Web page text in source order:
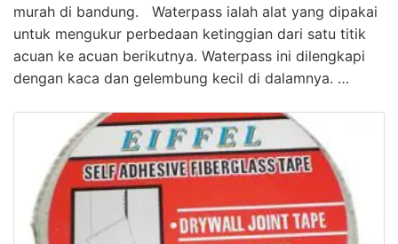
murah di bandung. Waterpass ialah alat yang dipakai
untuk mengukur perbedaan ketinggian dari satu titik
acuan ke acuan berikutnya. Waterpass ini dilengkapi
dengan kaca dan gelembung kecil di dalamnya. …